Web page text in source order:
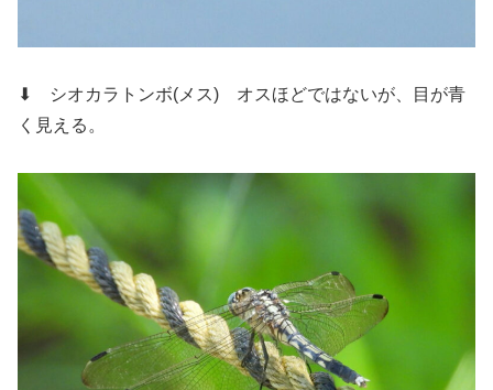
⬇ シオカラトンボ(メス) オスほどではないが、目が青
く見える。